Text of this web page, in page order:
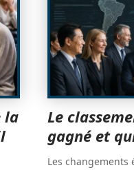
la
Le
gagné et
Les changements